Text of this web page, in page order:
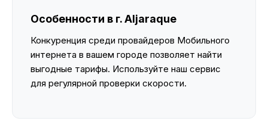
Особенности в г. Aljaraque
Конкуренция среди провайдеров Мобильного
интернета в вашем городе позволяет найти
выгодные тарифы. Используйте наш сервис
для регулярной проверки скорости.